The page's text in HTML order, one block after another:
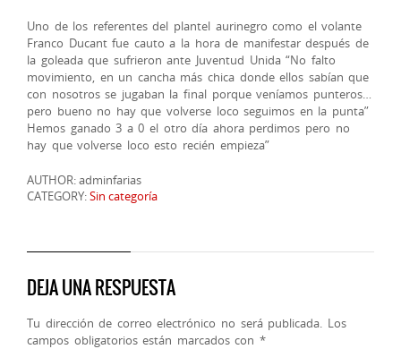
Uno de los referentes del plantel aurinegro como el volante
Franco Ducant fue cauto a la hora de manifestar después de
la goleada que sufrieron ante Juventud Unida “No falto
movimiento, en un cancha más chica donde ellos sabían que
con nosotros se jugaban la final porque veníamos punteros…
pero bueno no hay que volverse loco seguimos en la punta”
Hemos ganado 3 a 0 el otro día ahora perdimos pero no
hay que volverse loco esto recién empieza”
AUTHOR: adminfarias
CATEGORY:Sin categoría
DEJA UNA RESPUESTA
Tu dirección de correo electrónico no será publicada. Los
campos obligatorios están marcados con *